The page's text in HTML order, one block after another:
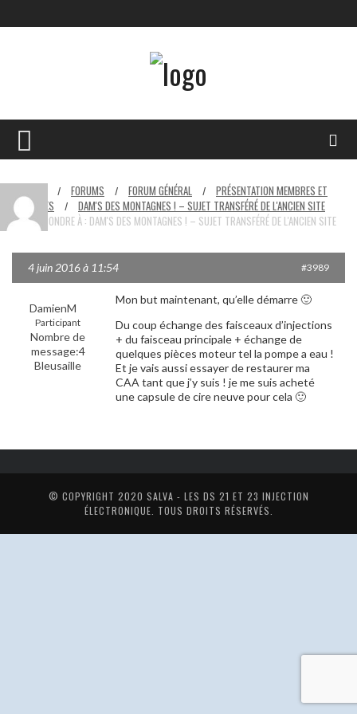
/ FORUMS / FORUM GÉNÉRAL /
PRÉSENTATION MEMBRES ET
VÉHICULES
/ DAM'S DES MONTAGNES ! – SUJET TRANSFÉRÉ DE L'ANCIEN SITE
RÉPONDRE À : DAM'S DES MONTAGNES ! – SUJET TRANSFÉRÉ DE L'ANCIEN SITE
4 juin 2016 à 11:54 #3989
DamienM
Participant
Nombre de
message:4
Bleusaille
Mon but maintenant, qu’elle démarre 🙂
Du coup échange des faisceaux d’injections
+ du faisceau principale + échange de
quelques pièces moteur tel la pompe a eau !
Et je vais aussi essayer de restaurer ma
CAA tant que j’y suis ! je me suis acheté
une capsule de cire neuve pour cela 🙂
© COPYRIGHT 2020 SALVA - LES DS 21 ET 23 INJECTION
ÉLECTRONIQUE . TOUS DROITS RÉSERVÉS.